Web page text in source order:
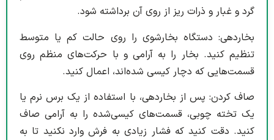
گرد و غبار و ذرات ریز از روی آن برداشته شود.
بخاردهی: دستگاه بخارشوی را روی حالت کم یا متوسط
تنظیم کنید. بخار را به آرامی و با حرکت‌های منظم روی
قسمت‌هایی که دچار کیسی شده‌اند، اعمال کنید.
صاف کردن: پس از بخاردهی، با استفاده از یک برس نرم یا
یک تخته چوبی، قسمت‌های کیسی‌شده را به آرامی صاف
کنید. دقت کنید که فشار زیادی به فرش وارد نکنید تا به